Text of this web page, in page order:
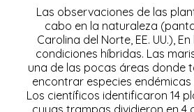
Las observaciones de las
cabo en la naturaleza
Carolina del Norte, EE. UU.),
condiciones híbridas. Las
una de las pocas áreas donde
encontrar especies
Los científicos identificaron 14